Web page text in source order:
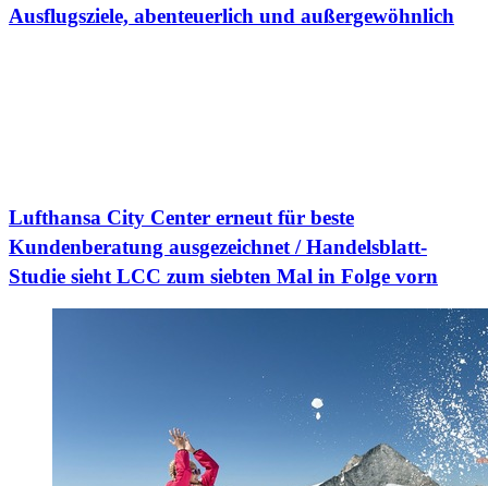
Ausflugsziele, abenteuerlich und außergewöhnlich
Lufthansa City Center erneut für beste
Kundenberatung ausgezeichnet / Handelsblatt-
Studie sieht LCC zum siebten Mal in Folge vorn